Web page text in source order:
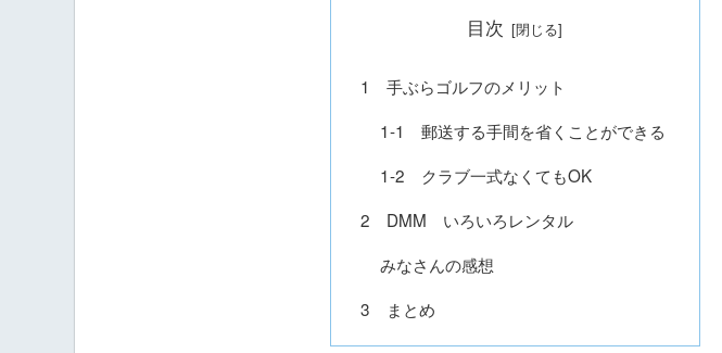
目次
1 手ぶらゴルフのメリット
1-1 郵送する手間を省くことができる
1-2 クラブ一式なくてもOK
2 DMM いろいろレンタル
みなさんの感想
3 まとめ